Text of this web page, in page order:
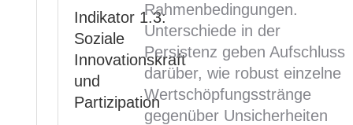
Indikator 1.3:
Soziale
Innovationskraft
und
Partizipation
Rahmenbedingungen.
Unterschiede in der
Persistenz geben Aufschluss
darüber, wie robust einzelne
Wertschöpfungsstränge
gegenüber Unsicherheiten